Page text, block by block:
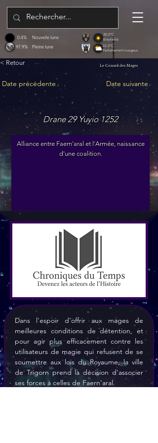
97.9%
0.4%
Pleine lune
Nouvelle lune
30.2°C
Ensoleillé
22.2°C
Partiellement nuageux
< Retour
Date précédente
Le Conseil des Mages
Date suivante
Drane 29 Yuyio 1252
Alliance entre Faern'aral et l'Armée, naissance
d'une coalition.
Dans l'espoir d'offrir aux mages de
meilleures conditions de détention, et
pour agir plus efficacement contre les
utilisateurs de magie qui refusent de se
soumettre aux lois du Royaume, la ville
de Trigorn prend la décision d'associer
ses forces à celles de Faern'aral.